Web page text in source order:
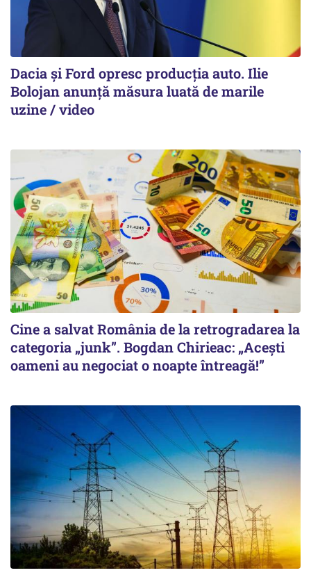
Dacia și Ford opresc producția auto. Ilie
Bolojan anunță măsura luată de marile
uzine / video
Cine a salvat România de la retrogradarea la
categoria „junk”. Bogdan Chirieac: „Acești
oameni au negociat o noapte întreagă!”